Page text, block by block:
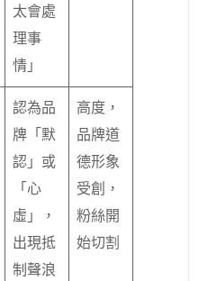
太會處
理事
情」
認為品
牌「默
認」或
「心
虛」，
出現抵
制聲浪
高度，
品牌道
德形象
受創，
粉絲開
始切割